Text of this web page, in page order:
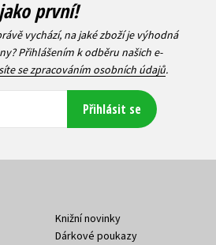
první!
vychází, na jaké zboží je výhodná
Přihlášením k odběru našich e-
se zpracováním osobních údajů.
Přihlásit se
Knižní novinky
Dárkové poukazy